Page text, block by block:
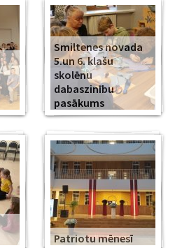
Smiltenes novada
5.un 6. klašu
skolēnu
dabaszinību
pasākums
Patriotu mēnesī